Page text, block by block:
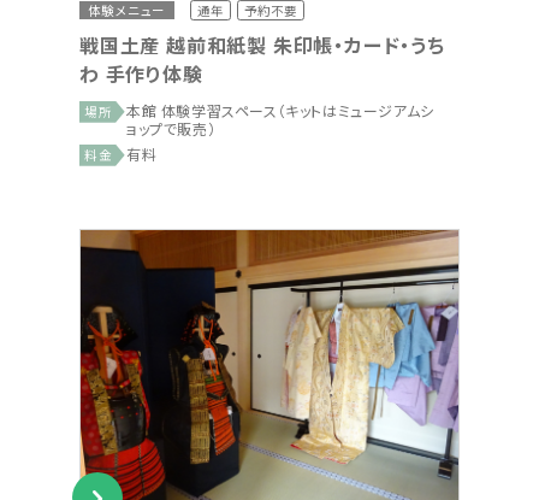
体験メニュー 通年 予約不要
戦国土産 越前和紙製 朱印帳・カード・うち
わ 手作り体験
場所
本館 体験学習スペース（キットはミュージアムシ
ョップで販売）
料金 有料